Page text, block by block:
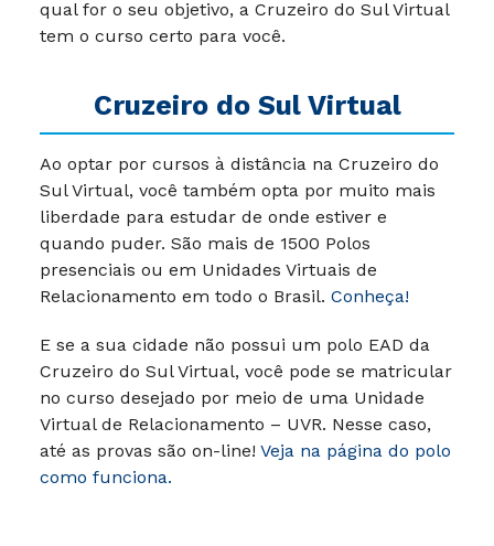
qual for o seu objetivo, a Cruzeiro do Sul Virtual
tem o curso certo para você.
Cruzeiro do Sul Virtual
Ao optar por cursos à distância na Cruzeiro do
Sul Virtual, você também opta por muito mais
liberdade para estudar de onde estiver e
quando puder. São mais de 1500 Polos
presenciais ou em Unidades Virtuais de
Relacionamento em todo o Brasil. Conheça!
E se a sua cidade não possui um polo EAD da
Cruzeiro do Sul Virtual, você pode se matricular
no curso desejado por meio de uma Unidade
Virtual de Relacionamento – UVR. Nesse caso,
até as provas são on-line! Veja na página do polo
como funciona.